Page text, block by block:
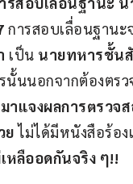
การสอบเลื่อนฐานะ
เป็น นายทหารชั้น
นั้นนอกจากต้องตร
าแจงผลการตรวจ
ย ไม่ได้มีหนังสือร้อ
หลืออดกันจริง ๆ!!